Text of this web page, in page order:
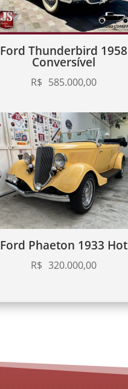
Ford Thunderbird 1958
Conversível
R$ 585.000,00
Ford Phaeton 1933 Hot
R$ 320.000,00